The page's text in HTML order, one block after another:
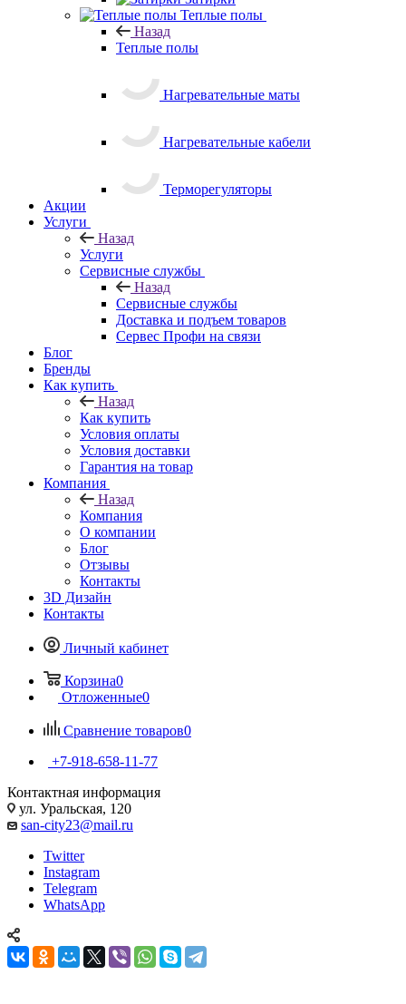
Услуги
Назад
Услуги
Сервисные службы
Сервисные службы
Доставка и подъем товаров
Сервес Профи на связи
Назад
Как купить
Условия оплаты
Условия доставки
Гарантия на товар
Компания
Назад
Компания
О компании
Блог
Контакты
3D Дизайн
Контакты
Личный кабинет
Корзина0
Отложенные
Сравнение товаров
+7-918-658-11-77
Контактная информация
ул. Уральская, 120
san-city23@mail.ru
Twitter
Instagram
Telegram
WhatsApp
Отдельностоящие ванны - элегантные
решения для ванной комнаты в
Краснодаре
Главная
Каталог
—
Ванны